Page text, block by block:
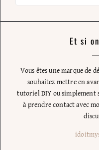
Et si
Vous êtes une marque de
souhaitez mettre en
tutoriel DIY ou simplement
à prendre contact avec